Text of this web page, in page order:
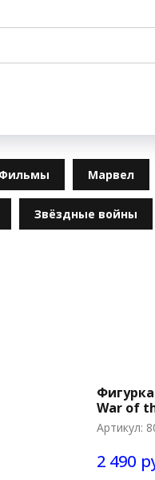
Фильмы Марвел
Звёздные войны
War of
Артикул:
2 490